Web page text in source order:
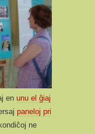
en unu el ĝiaj
paneloj pri
ne